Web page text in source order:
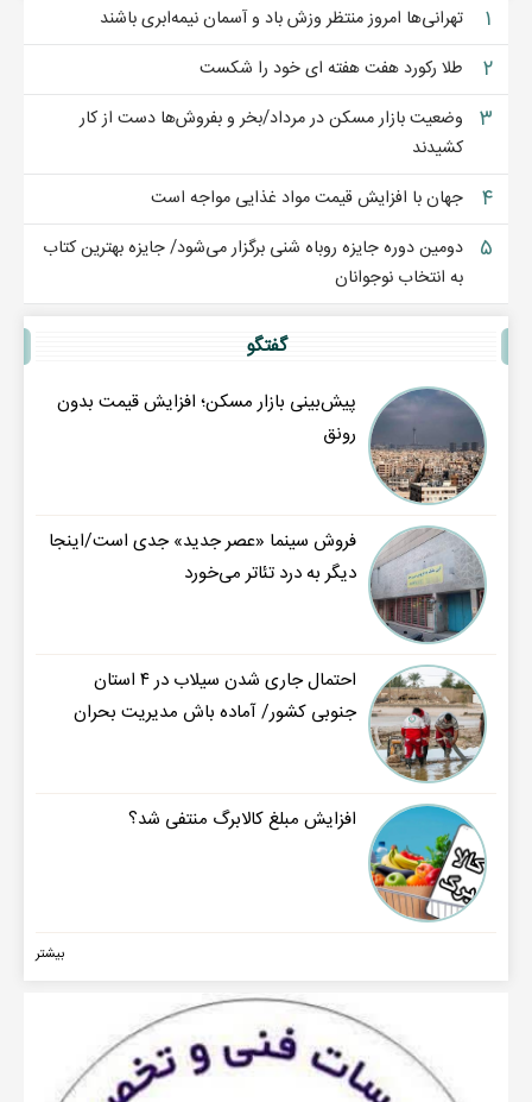
۱ تهرانی‌ها امروز منتظر وزش باد و آسمان نیمه‌ابری باشند
۲ طلا رکورد هفت هفته ای خود را شکست
۳
وضعیت بازار مسکن در مرداد/بخر و بفروش‌ها دست از کار
کشیدند
۴ جهان با افزایش قیمت مواد غذایی مواجه است
۵
دومین دوره جایزه روباه شنی برگزار می‌شود/ جایزه بهترین کتاب
به انتخاب نوجوانان
گفتگو
پیش‌بینی بازار مسکن؛ افزایش قیمت بدون
رونق
فروش سینما «عصر جدید» جدی است/اینجا
دیگر به درد تئاتر می‌خورد
احتمال جاری شدن سیلاب در ۴ استان
جنوبی کشور/ آماده باش مدیریت بحران
افزایش مبلغ کالابرگ منتفی شد؟
بیشتر